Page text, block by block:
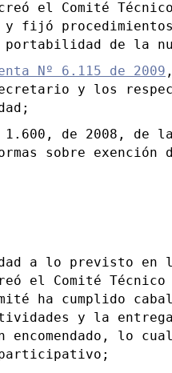
el Comité
fijó
portabilidad de la
Nº 6.115 de 2009
y los
de 2008, de
sobre exención
a lo previsto
el Comité
ha cumplido
y la
encomendado, lo
participativo;